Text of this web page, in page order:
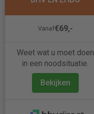
Vanaf€69,-
Weet wat u moet doen
in een noodsituatie.
Bekijken